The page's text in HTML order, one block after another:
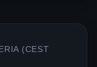
(CEST